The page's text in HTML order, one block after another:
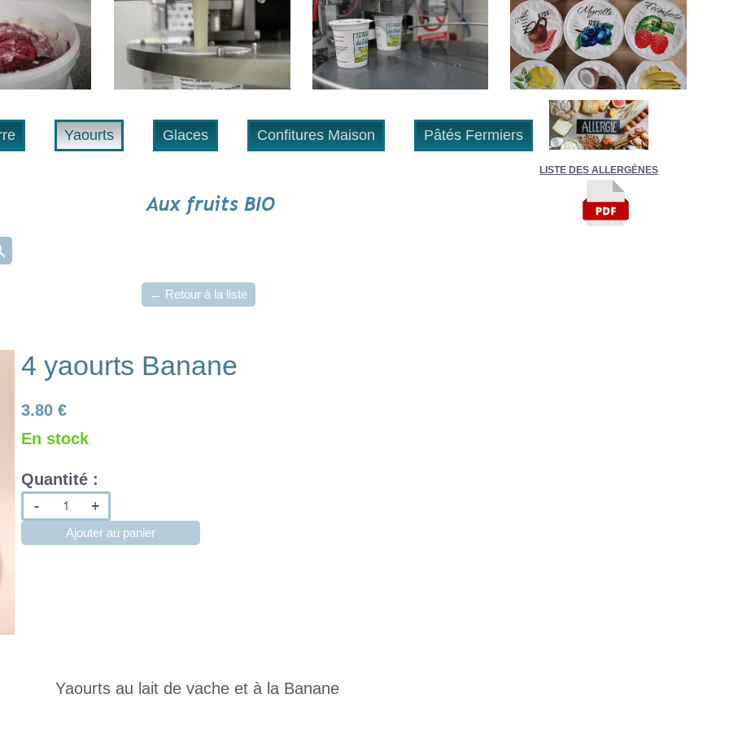
Yaourts Glaces Confitures Maison Pâtés Fermiers
LISTE DES ALLERGÈNES
Aux fruits BIO
← Retour à la liste
4 yaourts Banane
3.80 €
En stock
Quantité :
Ajouter au panier
Yaourts au lait de vache et à la Banane